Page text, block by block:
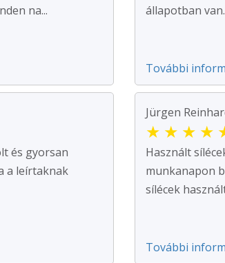
na...
állapotban
További
és gyorsan
a leírtaknak
Jürgen
★ ★ ★ ★
Használt
munkanapon
sílécek
További